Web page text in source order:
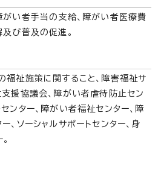
がい者手当の支給、障がい者医療費
び普及の促進。
福祉施策に関すること、障害福祉サ
援協議会、障がい者虐待防止セン
ンター、障がい者福祉センター、障
、ソーシャルサポートセンター、身